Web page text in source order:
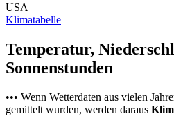
USA
Klimatabelle
Temperatur,
Sonnenstunden
••• Wenn Wetterdaten aus vielen
gemittelt wurden, werden daraus